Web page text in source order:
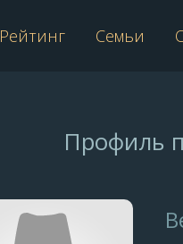
Рейтинг Семьи
Профиль